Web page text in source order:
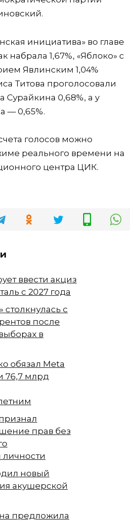
инициатива» во главе
набрала 1,67%, «Яблоко» с
Явлинским 1,04%
Титова проголосовали
Сурайкина 0,68%, а у
— 0,65%.
голосов можно
реального времени на
центра ЦИК.
ввести акциз
с 2027 года
столкнулась с
после
в
обязал Meta
76,7 млрд
прав без
новый
акушерской
предложила